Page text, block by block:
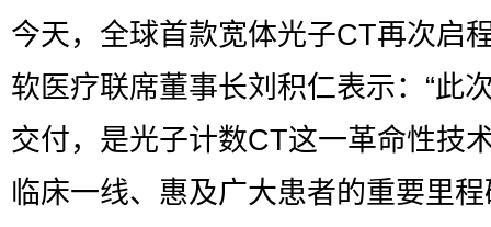
今天，全球首款宽体光子CT再次启
软医疗联席董事长刘积仁表示：“此
交付，是光子计数CT这一革命性技
临床一线、惠及广大患者的重要里